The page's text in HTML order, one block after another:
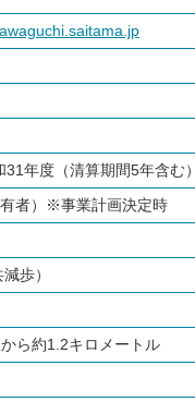
年度（清算期間5年含む）
者）※事業計画決定時
歩）
ら約1.2キロメートル